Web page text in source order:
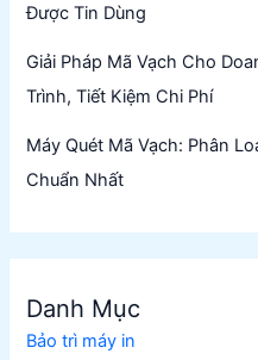
Được Tin Dùng
Giải Pháp Mã Vạch Cho
Trình, Tiết Kiệm Chi Phí
Máy Quét Mã Vạch: Phân
Chuẩn Nhất
Danh Mục
Bảo trì máy in